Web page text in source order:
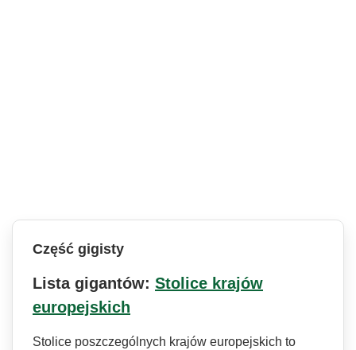
Część gigisty
Lista gigantów: Stolice krajów
europejskich
Stolice poszczególnych krajów europejskich to